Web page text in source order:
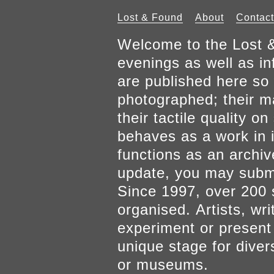
Lost & Found About Contact
Welcome to the Lost
evenings as well as
are published here
photographed; their
their tactile quality on
behaves as a work
functions as an
update, you may
Since 1997, over 200
organised. Artists,
experiment or
unique stage for
or museums.